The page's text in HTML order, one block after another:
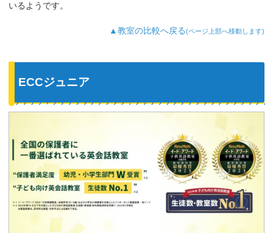
いるようです。
▲教室の比較へ戻る(ページ上部へ移動します)
ECCジュニア